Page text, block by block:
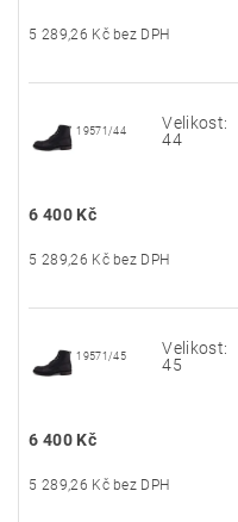
5 289,26 Kč bez DPH
19571/44
Velikost:
44
6 400 Kč
5 289,26 Kč bez DPH
19571/45
Velikost:
45
6 400 Kč
5 289,26 Kč bez DPH